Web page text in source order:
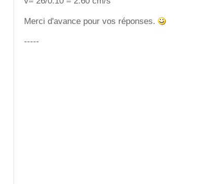
Merci d'avance pour vos réponses.
-----